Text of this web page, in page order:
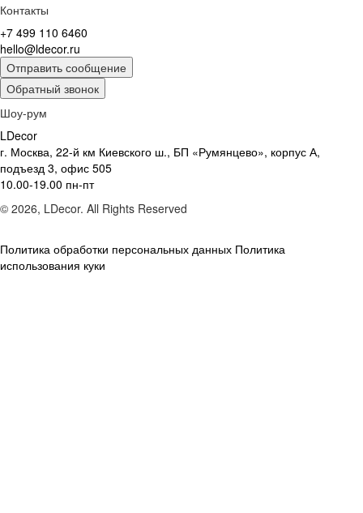
Контакты
+7 499 110 6460
hello@ldecor.ru
Отправить сообщение
Обратный звонок
Шоу-рум
LDecor
г. Москва, 22-й км Киевского ш., БП «Румянцево», корпус А,
подъезд 3, офис 505
10.00-19.00 пн-пт
© 2026, LDecor. All Rights Reserved
Политика обработки персональных данных Политика
использования куки